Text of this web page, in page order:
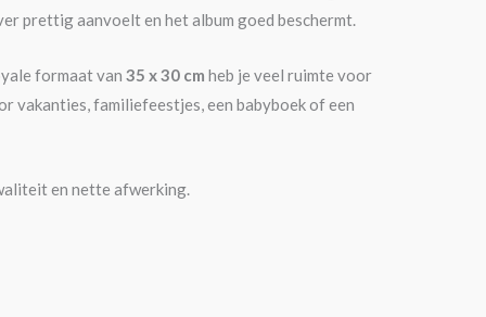
prettig aanvoelt en het album goed beschermt.
formaat van 35 x 30 cm heb je veel ruimte voor
vakanties, familiefeestjes, een babyboek of een
en nette afwerking.